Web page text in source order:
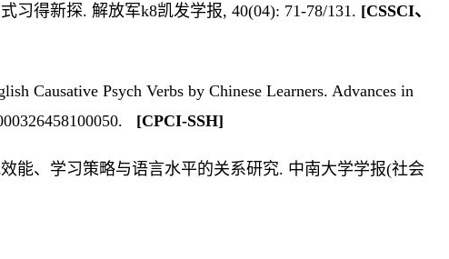
习得新探. 解放军k8凯发学报, 40(04): 71-78/131. [CSSCI、
Causative Psych Verbs by Chinese Learners. Advances in
[CPCI-SSH]
能、学习策略与语言水平的关系研究. 中南大学学报(社会